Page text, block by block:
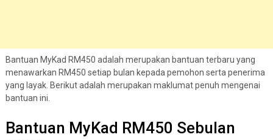
Bantuan MyKad RM450 adalah merupakan bantuan terbaru yang
menawarkan RM450 setiap bulan kepada pemohon serta penerima
yang layak. Berikut adalah merupakan maklumat penuh mengenai
bantuan ini.
Bantuan MyKad RM450 Sebulan